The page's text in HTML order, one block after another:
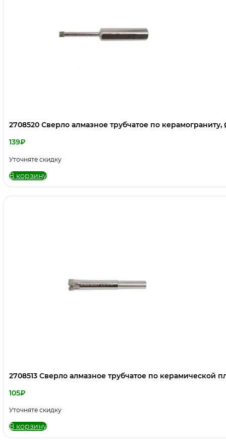
2708520 Сверло алмазное трубчатое по
139₽
Уточняте скидку
В корзину
2708513 Сверло алмазное трубчатое по керамической
105₽
Уточняте скидку
В корзину